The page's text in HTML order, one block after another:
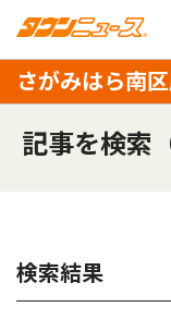
さがみはら南
記事を検索
検索結果